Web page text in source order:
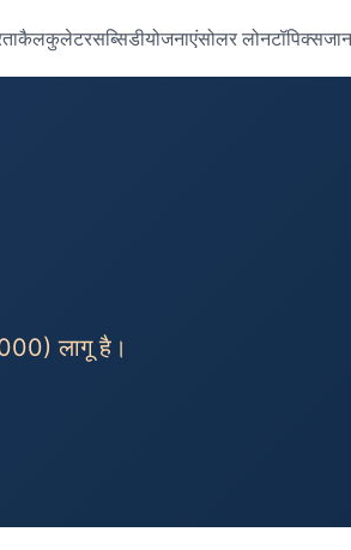
कैलकुलेटरसब्सिडीयोजनाएंसोलर लोनटॉपिक्स
लागू है।